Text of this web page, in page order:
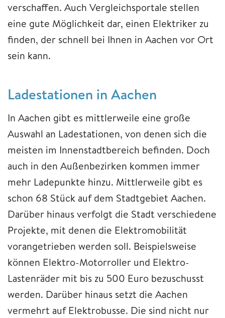
verschaffen. Auch Vergleichsportale stellen
eine gute Möglichkeit dar, einen Elektriker zu
finden, der schnell bei Ihnen in Aachen vor Ort
sein kann.
Ladestationen in Aachen
In Aachen gibt es mittlerweile eine große
Auswahl an Ladestationen, von denen sich die
meisten im Innenstadtbereich befinden. Doch
auch in den Außenbezirken kommen immer
mehr Ladepunkte hinzu. Mittlerweile gibt es
schon 68 Stück auf dem Stadtgebiet Aachen.
Darüber hinaus verfolgt die Stadt verschiedene
Projekte, mit denen die Elektromobilität
vorangetrieben werden soll. Beispielsweise
können Elektro-Motorroller und Elektro-
Lastenräder mit bis zu 500 Euro bezuschusst
werden. Darüber hinaus setzt die Aachen
vermehrt auf Elektrobusse. Die sind nicht nur